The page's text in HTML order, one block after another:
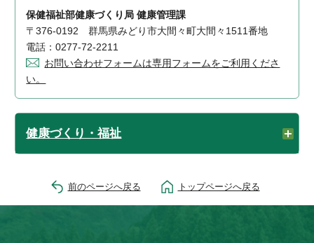
保健福祉部健康づくり局 健康管理課
〒376-0192 群馬県みどり市大間々町大間々1511番地
電話：0277-72-2211
お問い合わせフォームは専用フォームをご利用くださ
い。
健康づくり・福祉
前のページへ戻る トップページへ戻る